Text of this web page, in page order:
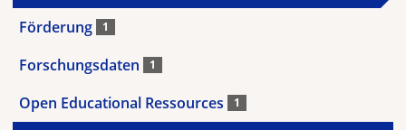
Förderung 1
Forschungsdaten 1
Open Educational Ressources 1